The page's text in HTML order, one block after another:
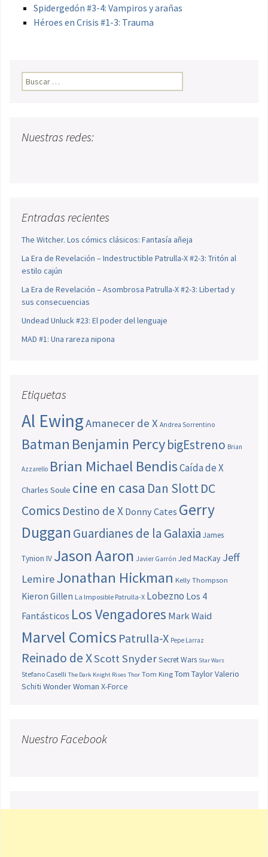
Spidergedón #3-4: Vampiros y arañas
Héroes en Crisis #1-3: Trauma
Buscar:
Nuestras redes:
Entradas recientes
The Witcher. Los cómics clásicos: Fantasía añeja
La Era de Revelación – Indestructible Patrulla-X #2-3: Tritón al
estilo cajún
La Era de Revelación – Asombrosa Patrulla-X #2-3: Libertad y
sus consecuencias
Undead Unluck #23: El poder del lenguaje
MAD #1: Una rareza nipona
Etiquetas
Al EwingAmanecer de X Andrea Sorrentino
Batman Benjamin PercybigEstreno Brian
Azzarello Brian Michael BendisCaída de X
Charles Soule cine en casa Dan SlottDC
Comics Destino de X Donny Cates Gerry
Duggan Guardianes de la Galaxia James
Tynion IV Jason Aaron Javier Garrón Jed MacKay Jeff
LemireJonathan Hickman Kelly Thompson
Kieron Gillen La Imposible Patrulla-X Lobezno Los 4
Fantásticos Los Vengadores Mark Waid
Marvel Comics Patrulla-X Pepe Larraz
Reinado de XScott SnyderSecret Wars Star Wars
Stefano Caselli The Dark Knight Rises Thor Tom King Tom TaylorValerio
Schiti Wonder Woman X-Force
Nuestro Facebook